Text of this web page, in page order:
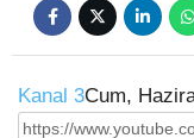
Kanal 3Cum,